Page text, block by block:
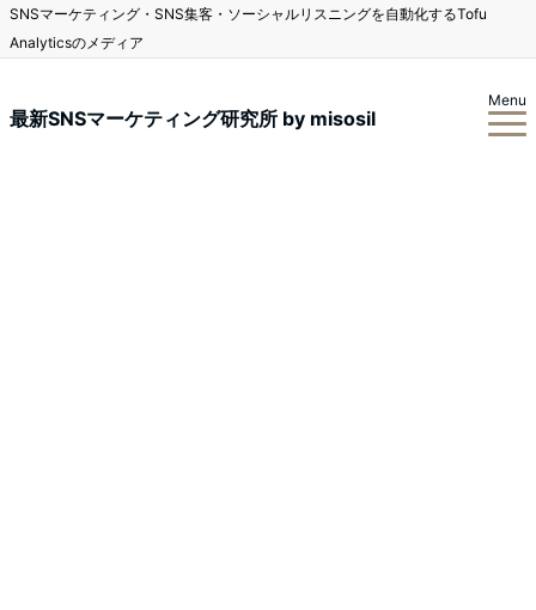
SNSマーケティング・SNS集客・ソーシャルリスニングを自動化するTofu
Analyticsのメディア
最新SNSマーケティング研究所 by misosil
Menu